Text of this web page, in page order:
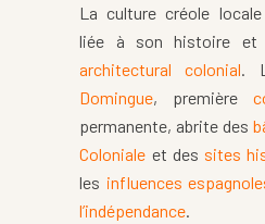
La culture créole
liée à son histoire
architectural colonial .
Domingue, première
permanente, abrite des
Coloniale et des sites
les influences
l’indépendance